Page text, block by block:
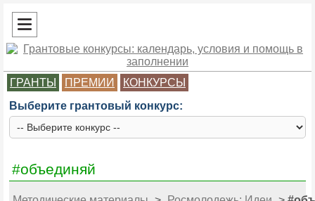
ГРАНТЫ ПРЕМИИ
КОНКУРСЫ
Выберите грантовый конкурс:
#объединяй